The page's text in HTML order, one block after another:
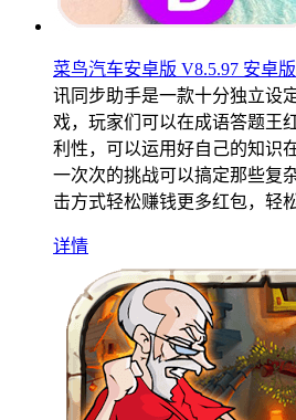
菜鸟汽车安卓版 V8.5.97 安卓版
讯同步助手是一款十分独立设
戏，玩家们可以在成语答题王
利性，可以运用好自己的知识
一次次的挑战可以搞定那些复
击方式轻松赚钱更多红包，轻
详情